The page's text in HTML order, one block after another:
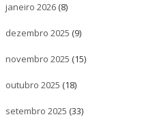
janeiro 2026 (8)
dezembro 2025 (9)
novembro 2025 (15)
outubro 2025 (18)
setembro 2025 (33)